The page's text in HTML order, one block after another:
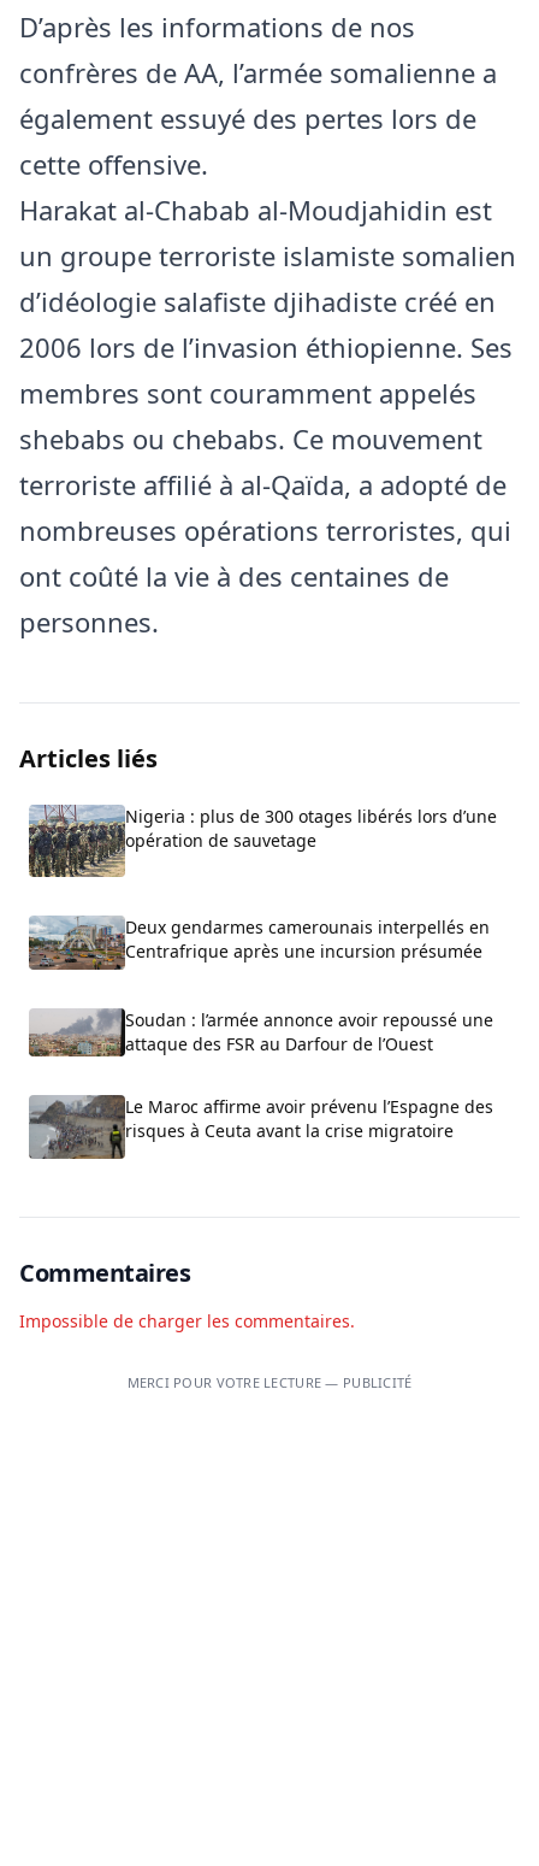
D’après les informations de nos
confrères de AA, l’armée somalienne a
également essuyé des pertes lors de
cette offensive.
Harakat al-Chabab al-Moudjahidin est
un groupe terroriste islamiste somalien
d’idéologie salafiste djihadiste créé en
2006 lors de l’invasion éthiopienne. Ses
membres sont couramment appelés
shebabs ou chebabs. Ce mouvement
terroriste affilié à al-Qaïda, a adopté de
nombreuses opérations terroristes, qui
ont coûté la vie à des centaines de
personnes.
Articles liés
Nigeria : plus de 300 otages libérés lors d’une
opération de sauvetage
Deux gendarmes camerounais interpellés en
Centrafrique après une incursion présumée
Soudan : l’armée annonce avoir repoussé une
attaque des FSR au Darfour de l’Ouest
Le Maroc affirme avoir prévenu l’Espagne des
risques à Ceuta avant la crise migratoire
Commentaires
Impossible de charger les commentaires.
MERCI POUR VOTRE LECTURE — PUBLICITÉ